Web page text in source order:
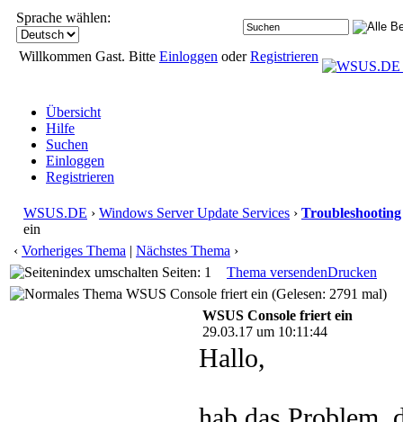
Sprache wählen:
Willkommen Gast. Bitte Einloggen oderRegistrieren
Übersicht
Hilfe
Suchen
Einloggen
Registrieren
WSUS.DE › Windows Server Update Services › Troubleshooting
ein
‹ Vorheriges Thema | Nächstes Thema ›
Seiten: 1
Thema versendenDrucken
WSUS Console friert ein (Gelesen: 2791 mal)
WSUS Console friert ein
29.03.17 um 10:11:44
Hallo,